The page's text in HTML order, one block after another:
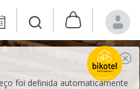
foi definida automaticamente